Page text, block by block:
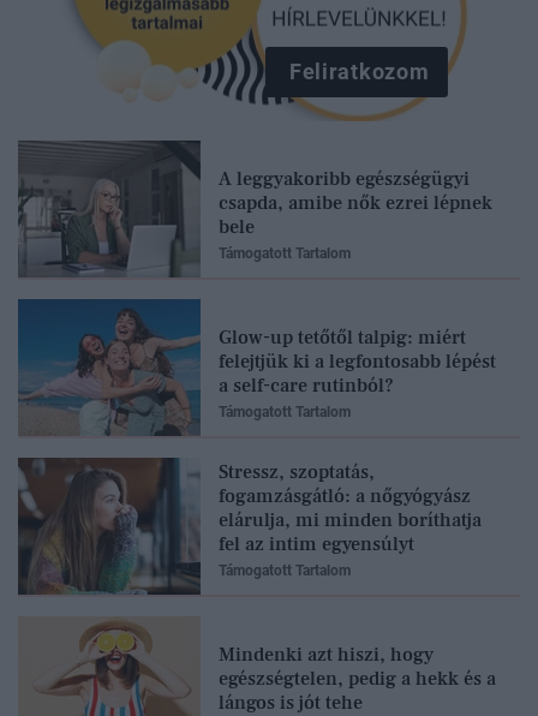
Feliratkozom
A leggyakoribb egészségügyi
csapda, amibe nők ezrei lépnek
bele
Támogatott Tartalom
Glow-up tetőtől talpig: miért
felejtjük ki a legfontosabb lépést
a self-care rutinból?
Támogatott Tartalom
Stressz, szoptatás,
fogamzásgátló: a nőgyógyász
elárulja, mi minden boríthatja
fel az intim egyensúlyt
Támogatott Tartalom
Mindenki azt hiszi, hogy
egészségtelen, pedig a hekk és a
lángos is jót tehe